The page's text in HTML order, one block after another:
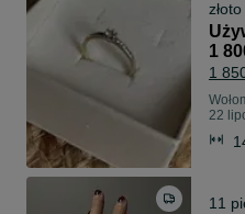
1
1
22
11